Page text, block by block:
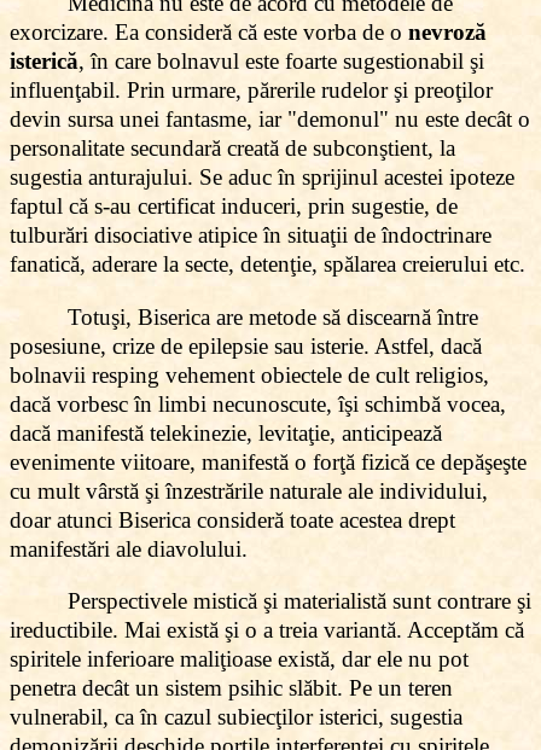
exorcizare. Ea consideră că este vorba de o nevroză
isterică, în care bolnavul este foarte sugestionabil şi
influenţabil. Prin urmare, părerile rudelor şi preoţilor
devin sursa unei fantasme, iar "demonul" nu este decât o
personalitate secundară creată de subconştient, la
sugestia anturajului. Se aduc în sprijinul acestei ipoteze
faptul că s-au certificat induceri, prin sugestie, de
tulburări disociative atipice în situaţii de îndoctrinare
fanatică, aderare la secte, detenţie, spălarea creierului etc.
Totuşi, Biserica are metode să discearnă între
posesiune, crize de epilepsie sau isterie. Astfel, dacă
bolnavii resping vehement obiectele de cult religios,
dacă vorbesc în limbi necunoscute, îşi schimbă vocea,
dacă manifestă telekinezie, levitaţie, anticipează
evenimente viitoare, manifestă o forţă fizică ce depăşeşte
cu mult vârstă şi înzestrările naturale ale individului,
doar atunci Biserica consideră toate acestea drept
manifestări ale diavolului.
Perspectivele mistică şi materialistă sunt contrare şi
ireductibile. Mai există şi o a treia variantă. Acceptăm că
spiritele inferioare maliţioase există, dar ele nu pot
penetra decât un sistem psihic slăbit. Pe un teren
vulnerabil, ca în cazul subiecţilor isterici, sugestia